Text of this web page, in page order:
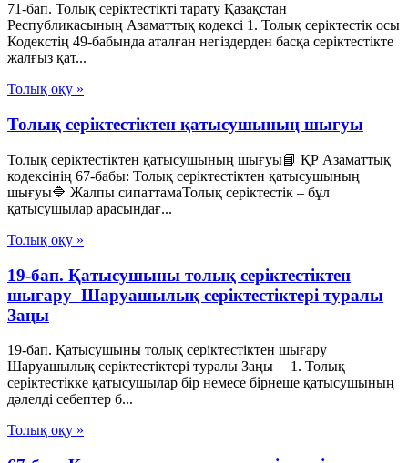
71-бап. Толық серiктестiктi тарату Қазақстан
Республикасының Азаматтық кодексi 1. Толық серiктестiк осы
Кодекстiң 49-бабында аталған негiздерден басқа серiктестiкте
жалғыз қат...
Толық оқу »
Толық серіктестіктен қатысушының шығуы
Толық серіктестіктен қатысушының шығуы📘 ҚР Азаматтық
кодексінің 67-бабы: Толық серіктестіктен қатысушының
шығуы🔷 Жалпы сипаттамаТолық серіктестік – бұл
қатысушылар арасындағ...
Толық оқу »
19-бап. Қатысушыны толық серiктестiктен
шығару Шаруашылық серіктестіктері туралы
Заңы
19-бап. Қатысушыны толық серiктестiктен шығару
Шаруашылық серіктестіктері туралы Заңы 1. Толық
серiктестiкке қатысушылар бiр немесе бiрнеше қатысушының
дәлелдi себептер б...
Толық оқу »